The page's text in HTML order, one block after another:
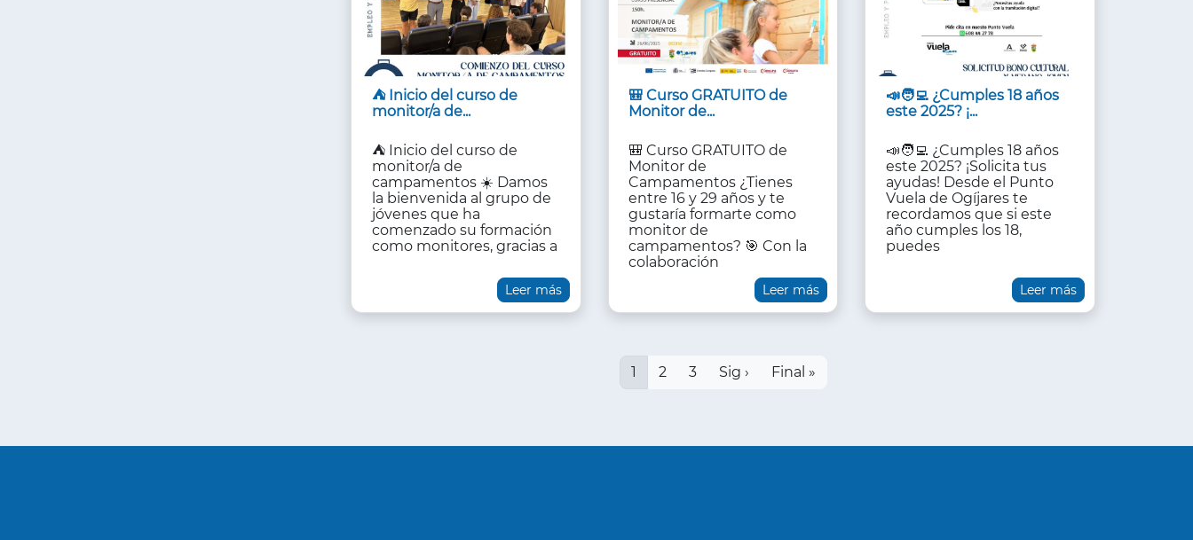
⛺ Inicio del curso de
monitor/a de...
⛺ Inicio del curso de
monitor/a de
campamentos ☀️ Damos
la bienvenida al grupo de
jóvenes que ha
comenzado su formación
como monitores, gracias a
Leer más
🎒 Curso GRATUITO de
Monitor de...
🎒 Curso GRATUITO de
Monitor de
Campamentos ¿Tienes
entre 16 y 29 años y te
gustaría formarte como
monitor de
campamentos? 🎯 Con la
colaboración
Leer más
📣🧑‍💻 ¿Cumples 18 años
este 2025? ¡...
📣🧑‍💻 ¿Cumples 18 años
este 2025? ¡Solicita tus
ayudas! Desde el Punto
Vuela de Ogíjares te
recordamos que si este
año cumples los 18,
puedes
Leer más
Paginación
Página
1 Page
2 Page
3
Siguiente
Sig ›
Última
Final »